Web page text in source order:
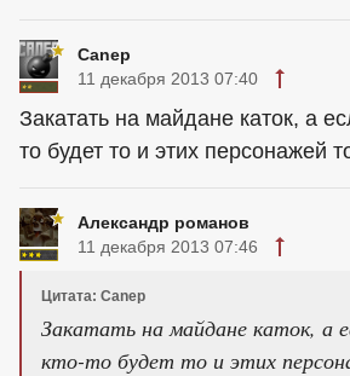
Canep
11 декабря 2013 07:40
Закатать на майдане каток, а
то будет то и этих персонажей
Александр романов
11 декабря 2013 07:46
Цитата: Canep
Закатать на майдане каток, а
кто-то будет то и этих